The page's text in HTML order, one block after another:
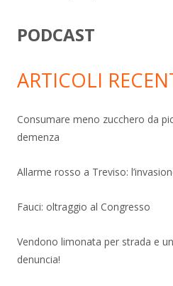
PODCAST
ARTICOLI
Consumare meno zucchero da
demenza
Allarme rosso a Treviso:
Fauci: oltraggio al Congresso
Vendono limonata per strada e
denuncia!